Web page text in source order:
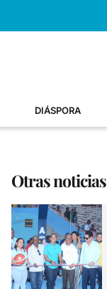
DIÁSPORA
Otras noticias